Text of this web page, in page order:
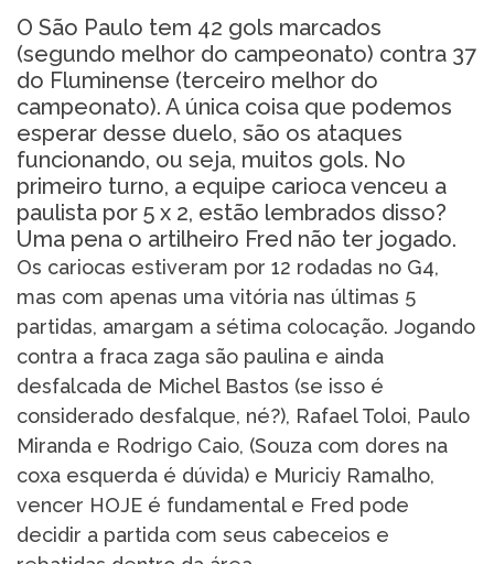
O São Paulo tem 42 gols marcados
(segundo melhor do campeonato) contra 37
do Fluminense (terceiro melhor do
campeonato). A única coisa que podemos
esperar desse duelo, são os ataques
funcionando, ou seja, muitos gols. No
primeiro turno, a equipe carioca venceu a
paulista por 5 x 2, estão lembrados disso?
Uma pena o artilheiro Fred não ter jogado.
Os cariocas estiveram por 12 rodadas no G4,
mas com apenas uma vitória nas últimas 5
partidas, amargam a sétima colocação. Jogando
contra a fraca zaga são paulina e ainda
desfalcada de Michel Bastos (se isso é
considerado desfalque, né?), Rafael Toloi, Paulo
Miranda e Rodrigo Caio, (Souza com dores na
coxa esquerda é dúvida) e Muriciy Ramalho,
vencer HOJE é fundamental e Fred pode
decidir a partida com seus cabeceios e